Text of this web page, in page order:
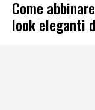
Come
look eleganti